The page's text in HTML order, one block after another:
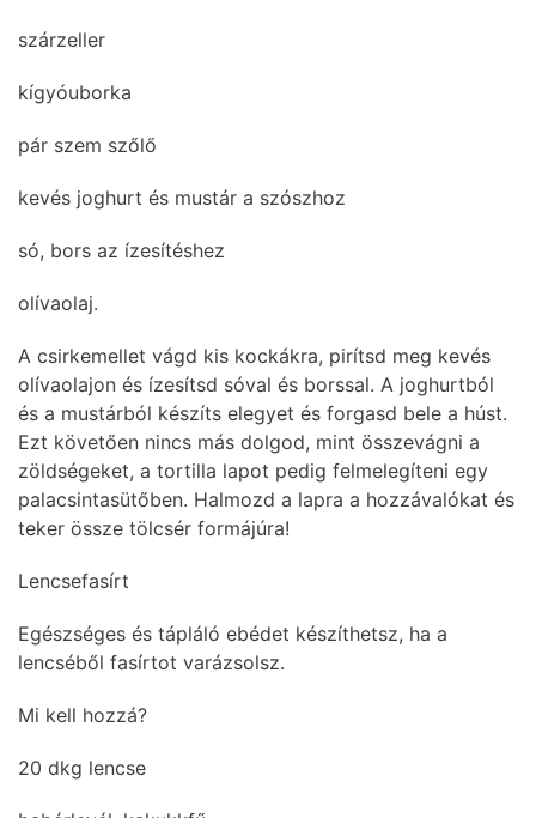
szárzeller
kígyóuborka
pár szem szőlő
kevés joghurt és mustár a szószhoz
só, bors az ízesítéshez
olívaolaj.
A csirkemellet vágd kis kockákra, pirítsd meg kevés
olívaolajon és ízesítsd sóval és borssal. A joghurtból
és a mustárból készíts elegyet és forgasd bele a húst.
Ezt követően nincs más dolgod, mint összevágni a
zöldségeket, a tortilla lapot pedig felmelegíteni egy
palacsintasütőben. Halmozd a lapra a hozzávalókat és
teker össze tölcsér formájúra!
Lencsefasírt
Egészséges és tápláló ebédet készíthetsz, ha a
lencséből fasírtot varázsolsz.
Mi kell hozzá?
20 dkg lencse